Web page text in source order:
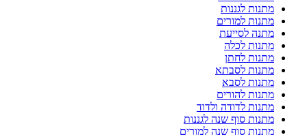
מתנות לגננות
מתנות למורים
מתנה לסייעת
מתנות לכלה
מתנות לחתן
מתנות לסבתא
מתנות לסבא
מתנות להורים
מתנות לדודה ולדוד
מתנות סוף שנה לגננות
מתנות סוף שנה למורים